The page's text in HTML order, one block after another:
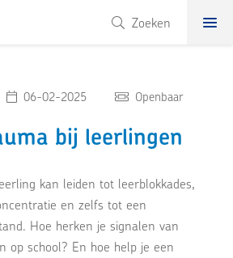
Zoeken
06-02-2025 Openbaar
bij leerlingen
kan leiden tot leerblokkades,
en zelfs tot een
Hoe herken je signalen van
op school? En hoe help je een